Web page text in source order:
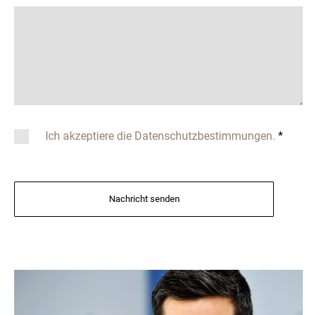
Ich akzeptiere die Datenschutzbestimmungen. *
Nachricht senden